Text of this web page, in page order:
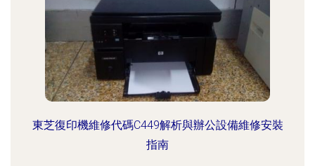
東芝復印機維修代碼C449解析與辦公設備維修安裝
指南